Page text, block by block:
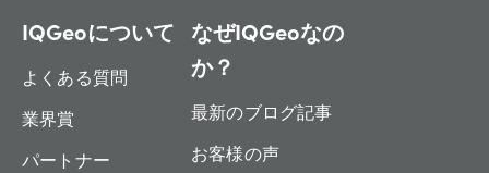
IQGeoについて
よくある質問
業界賞
パートナー
なぜIQGeoなの
か？
最新のブログ記事
お客様の声